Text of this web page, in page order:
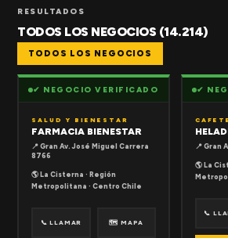
RESULTADOS
TODOS LOS NEGOCIOS (14.214)
TODOS LOS NEGOCIOS
✔ NEGOCIO VERIFICADO
SALUD Y BIENESTAR
FARMACIA BIENESTAR
📍 Gran Av. José Miguel Carrera
8766
🌎 La Cisterna · Región
Metropolitana · Centro Chile
📞 LLAMAR 🗺 MAPA
✔
📍 Gran
🌎 La
📞